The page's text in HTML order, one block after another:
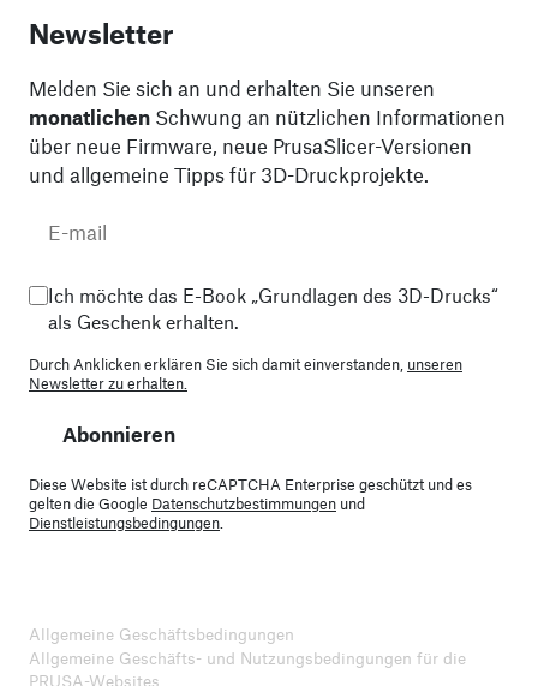
Newsletter
Melden Sie sich an und erhalten Sie unseren
monatlichen Schwung an nützlichen Informationen
über neue Firmware, neue PrusaSlicer-Versionen
und allgemeine Tipps für 3D-Druckprojekte.
Ich möchte das E-Book „Grundlagen des 3D-Drucks“
als Geschenk erhalten.
Durch Anklicken erklären Sie sich damit einverstanden, unseren
Newsletter zu erhalten.
Abonnieren
Diese Website ist durch reCAPTCHA Enterprise geschützt und es
gelten die Google Datenschutzbestimmungen und
Dienstleistungsbedingungen
Allgemeine Geschäftsbedingungen
Allgemeine Geschäfts- und Nutzungsbedingungen für die
PRUSA-Websites